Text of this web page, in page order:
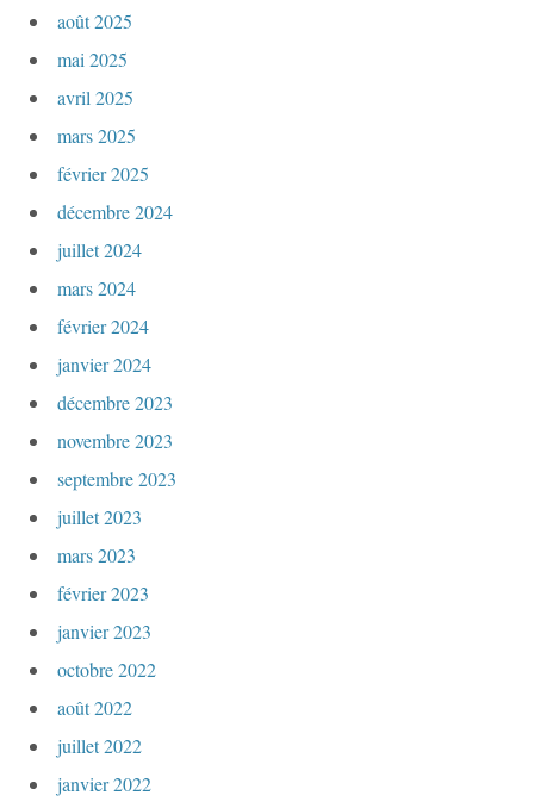
août 2025
mai 2025
avril 2025
mars 2025
février 2025
décembre 2024
juillet 2024
mars 2024
février 2024
janvier 2024
décembre 2023
novembre 2023
septembre 2023
juillet 2023
mars 2023
février 2023
janvier 2023
octobre 2022
août 2022
juillet 2022
janvier 2022